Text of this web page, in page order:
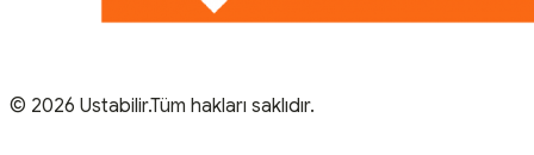
© 2026 Ustabilir.Tüm hakları saklıdır.